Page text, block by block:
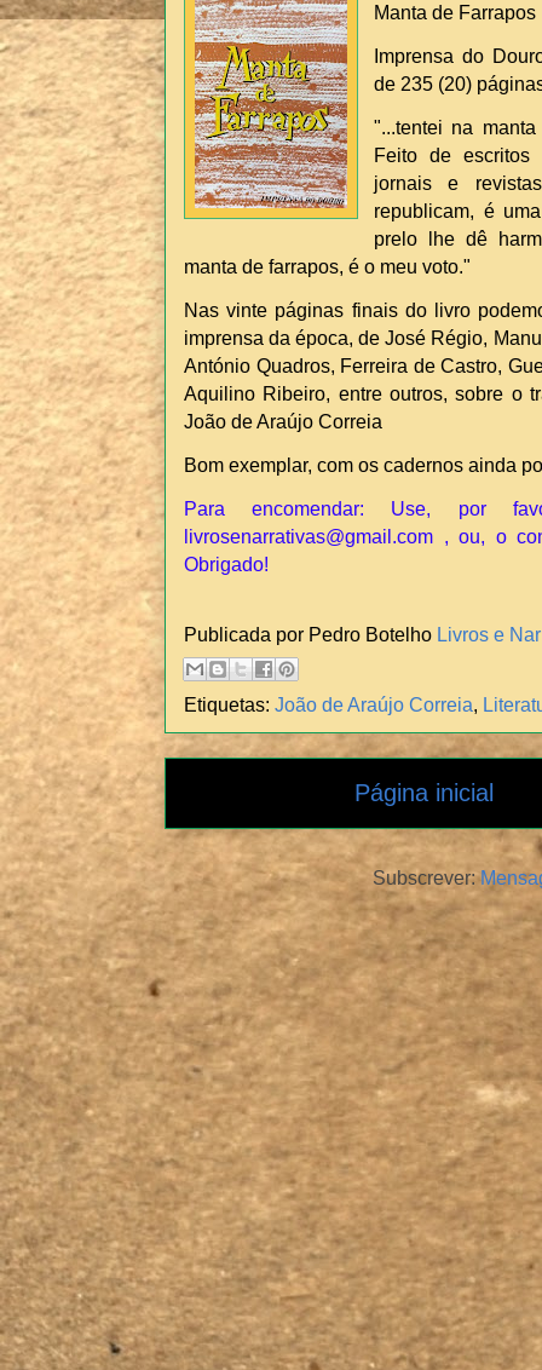
Manta de Farrapos
Imprensa do
de 235 (20)
"...tentei na
Feito de escritos
jornais e
republicam, é
prelo lhe dê
manta de farrapos, é o meu voto."
Nas vinte páginas finais do livro
imprensa da época, de José Régio,
António Quadros, Ferreira de Castro,
Aquilino Ribeiro, entre outros, sobre o
João de Araújo Correia
Bom exemplar, com os cadernos ainda
Para encomendar: Use, por
livrosenarrativas@gmail.com , ou, o
Obrigado!
Publicada por Pedro Botelho Livros e
Etiquetas: João de Araújo Correia,
Página inicial
Subscrever: